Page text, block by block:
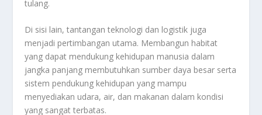
tulang.
Di sisi lain, tantangan teknologi dan logistik juga
menjadi pertimbangan utama. Membangun habitat
yang dapat mendukung kehidupan manusia dalam
jangka panjang membutuhkan sumber daya besar serta
sistem pendukung kehidupan yang mampu
menyediakan udara, air, dan makanan dalam kondisi
yang sangat terbatas.